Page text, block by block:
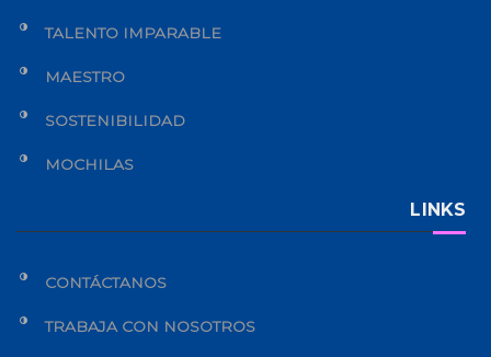
TALENTO IMPARABLE
MAESTRO
SOSTENIBILIDAD
MOCHILAS
LINKS
CONTÁCTANOS
TRABAJA CON NOSOTROS